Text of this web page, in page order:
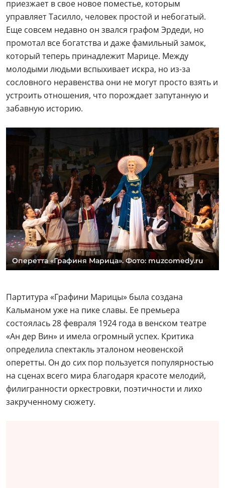
приезжает в свое новое поместье, которым
управляет Тасилло, человек простой и небогатый.
Еще совсем недавно он звался графом Эрдеди, но
промотал все богатства и даже фамильный замок,
который теперь принадлежит Марице. Между
молодыми людьми вспыхивает искра, но из-за
сословного неравенства они не могут просто взять и
устроить отношения, что порождает запутанную и
забавную историю.
Оперетта «Графиня Марица». Фото: muzcomedy.ru
Партитура «Графини Марицы» была создана
Кальманом уже на пике славы. Ее премьера
состоялась 28 февраля 1924 года в венском театре
«Ан дер Вин» и имела огромный успех. Критика
определила спектакль эталоном неовенской
оперетты. Он до сих пор пользуется популярностью
на сценах всего мира благодаря красоте мелодий,
филигранности оркестровки, поэтичности и лихо
закрученному сюжету.